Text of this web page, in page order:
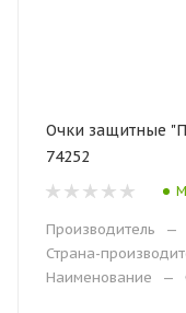
Очки защитные
74252
Производитель —
Страна-
Наименование
—